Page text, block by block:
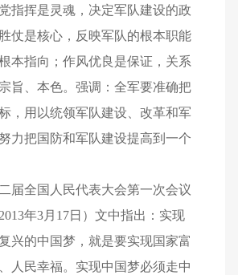
指挥是灵魂，决定军队建设的政
仗是核心，反映军队的根本职能
本指向；作风优良是保证，关系
旨、本色。强调：全军要准确把
，用以统领军队建设、改革和军
力把国防和军队建设提高到一个
二届全国人民代表大会第一次会议
年3月17日）文中指出：实现
兴的中国梦，就是要实现国家富
人民幸福。实现中国梦必须走中